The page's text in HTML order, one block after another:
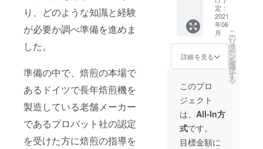
り、どのような知識と経験
が必要か調べ準備を進めま
した。
準備の中で、焙煎の本場で
あるドイツで長年焙煎機を
製造している老舗メーカー
であるプロバット社の認定
を受けた方に焙煎の指導を
× 5種類
のコー
ヒー豆
をお届
けしま
す
定：
2021
年06
月
詳細を見る
こ
の
リ
タ
ー
ン
を
選
択
す
る
このプロ
ジェクト
は、 All-In方
式です。
目標金額に